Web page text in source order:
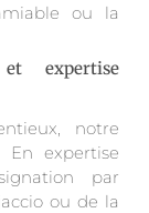
ou la
expertise
notre
expertise
par
ou de la